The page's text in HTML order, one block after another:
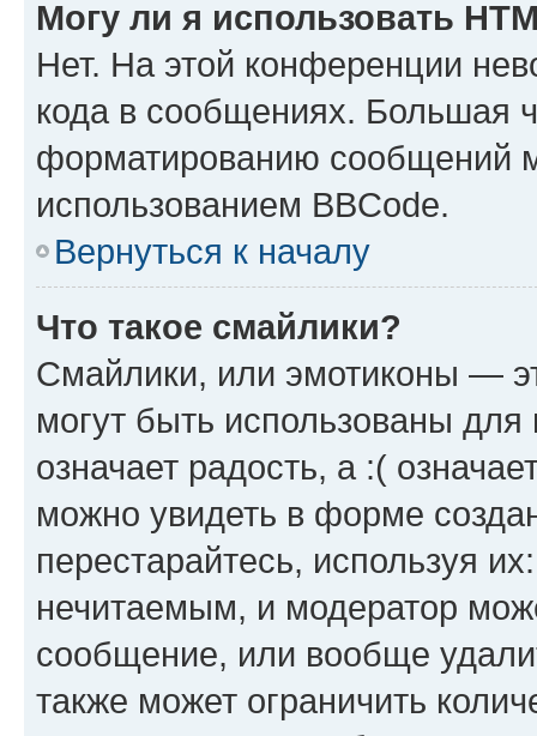
Могу ли я использовать
Нет. На этой конференции
кода в сообщениях. Большая
форматированию сообщений
использованием BBCode.
Вернуться к началу
Что такое смайлики?
Смайлики, или эмотиконы —
могут быть использованы
означает радость, а :(
можно увидеть в форме
перестарайтесь, используя
нечитаемым, и модератор
сообщение, или вообще
также может ограничить